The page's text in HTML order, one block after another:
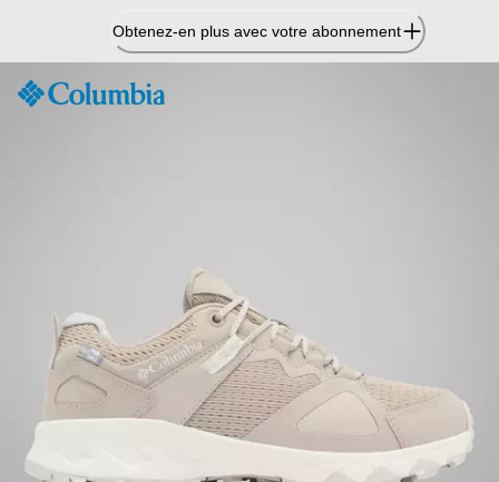
contenu
Obtenez-en plus avec votre abonnement